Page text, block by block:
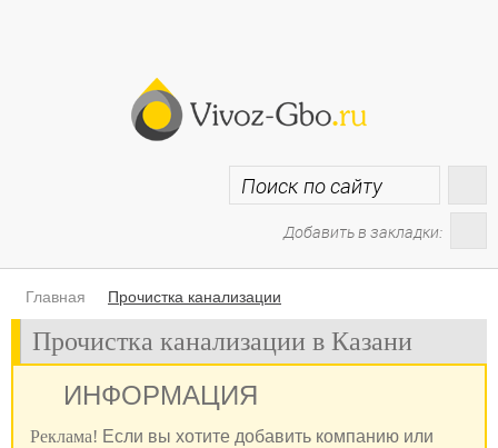
Добавить в закладки:
Главная Прочистка канализации
Прочистка канализации в Казани
ИНФОРМАЦИЯ
Реклама! Если вы хотите добавить компанию или